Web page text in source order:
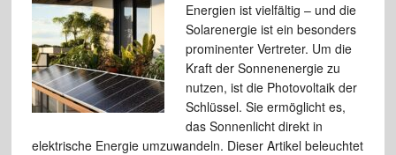
Energien ist vielfältig – und die
Solarenergie ist ein besonders
prominenter Vertreter. Um die
Kraft der Sonnenenergie zu
nutzen, ist die Photovoltaik der
Schlüssel. Sie ermöglicht es,
das Sonnenlicht direkt in
elektrische Energie umzuwandeln. Dieser Artikel beleuchtet